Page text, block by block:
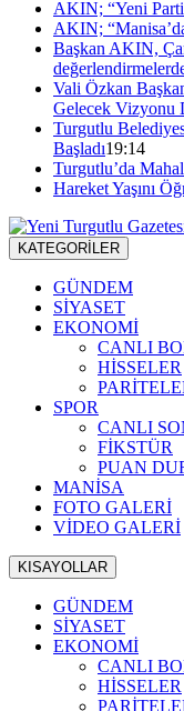
AKIN; “Yeni
AKIN;
Başkan AKIN,
Vali Özkan
Gelecek Vizyonu
Turgutlu
Başladı19:14
Turgutlu’da
Hareket Yaşını
KATEGORİLER
GÜNDEM
SİYASET
EKONOMİ
CANLI
HİSSELER
SPOR
CANLI
FİKSTÜR
PUAN
MANİSA
FOTO GALERİ
VİDEO GALERİ
KISAYOLLAR
GÜNDEM
SİYASET
EKONOMİ
CANLI
HİSSELER